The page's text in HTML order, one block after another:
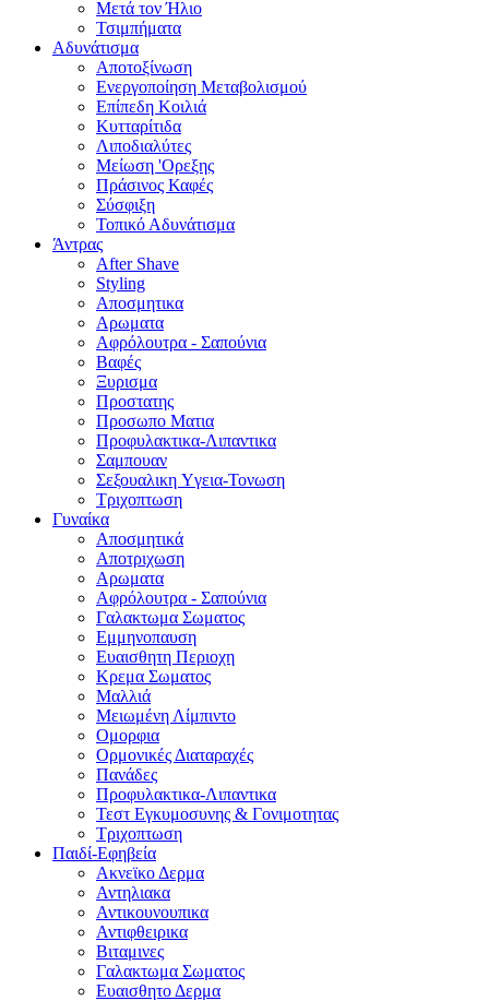
Μετά τον Ήλιο
Τσιμπήματα
Αδυνάτισμα
Αποτοξίνωση
Ενεργοποίηση Μεταβολισμού
Επίπεδη Κοιλιά
Κυτταρίτιδα
Λιποδιαλύτες
Μείωση 'Ορεξης
Πράσινος Καφές
Σύσφιξη
Τοπικό Αδυνάτισμα
Άντρας
After Shave
Styling
Αποσμητικα
Αρωματα
Αφρόλουτρα - Σαπούνια
Βαφές
Ξυρισμα
Προστατης
Προσωπο Ματια
Προφυλακτικα-Λιπαντικα
Σαμπουαν
Σεξουαλικη Yγεια-Τονωση
Τριχοπτωση
Γυναίκα
Αποσμητικά
Αποτριχωση
Αρωματα
Αφρόλουτρα - Σαπούνια
Γαλακτωμα Σωματος
Εμμηνοπαυση
Ευαισθητη Περιοχη
Κρεμα Σωματος
Μαλλιά
Μειωμένη Λίμπιντο
Ομορφια
Ορμονικές Διαταραχές
Πανάδες
Προφυλακτικα-Λιπαντικα
Τεστ Εγκυμοσυνης & Γονιμοτητας
Τριχοπτωση
Παιδί-Εφηβεία
Ακνεϊκο Δερμα
Αντηλιακα
Αντικουνουπικα
Αντιφθειρικα
Βιταμινες
Γαλακτωμα Σωματος
Ευαισθητο Δερμα